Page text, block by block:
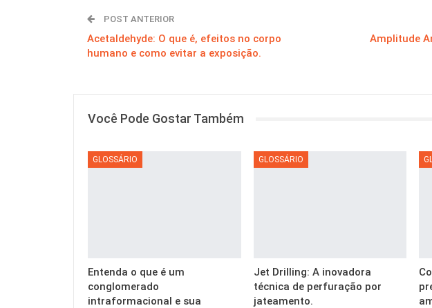
POST ANTERIOR
Acetaldehyde: O que é, efeitos no corpo
humano e como evitar a exposição.
Amplitude
Você Pode Gostar Também
GLOSSÁRIO
Entenda o que é um
conglomerado
intraformacional e sua
GLOSSÁRIO
Jet Drilling: A inovadora
técnica de perfuração por
jateamento.